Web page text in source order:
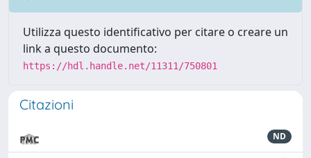
Utilizza questo identificativo per citare o creare un
link a questo documento:
https://hdl.handle.net/11311/750801
Citazioni
ND